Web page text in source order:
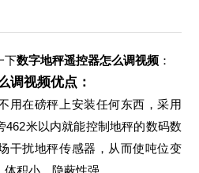
下数字地秤遥控器怎么调视频 ：
视频优点：
在磅秤上安装任何东西，采用
462米以内就能控制地秤的数码数
干扰地秤传感器，从而使吨位变
积小，隐蔽性强。